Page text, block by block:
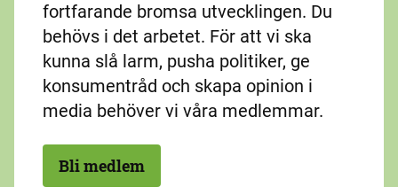
fortfarande bromsa utvecklingen. Du
behövs i det arbetet. För att vi ska
kunna slå larm, pusha politiker, ge
konsumentråd och skapa opinion i
media behöver vi våra medlemmar.
Bli medlem